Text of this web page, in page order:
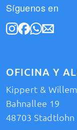
Síguenos en
OFICINA Y
Kippert &
Bahnallee 19
48703 Stadtlohn